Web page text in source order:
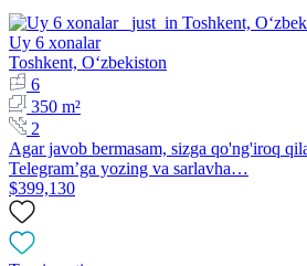
Uy 6 xonalar
Toshkent, Oʻzbekiston
6
350 m²
2
Agar javob bermasam, sizga qo'ng'iroq
Telegram’ga yozing va sarlavha…
$399,130